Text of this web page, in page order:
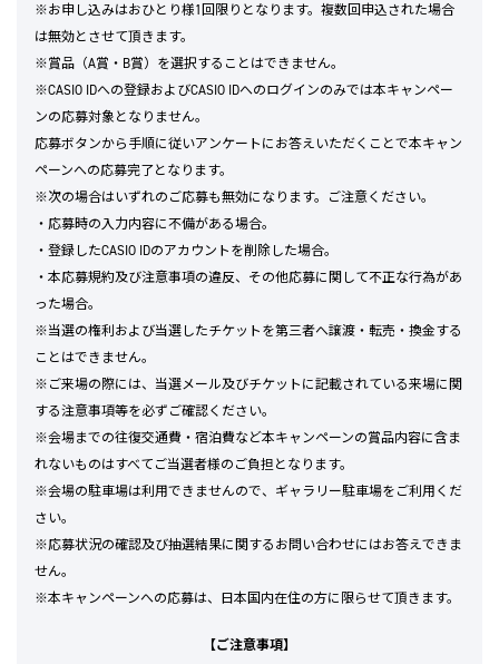
※お申し込みはおひとり様1回限りとなります。複数回申込された場合
は無効とさせて頂きます。
※賞品（A賞・B賞）を選択することはできません。
※CASIO IDへの登録およびCASIO IDへのログインのみでは本キャンペー
ンの応募対象となりません。
応募ボタンから手順に従いアンケートにお答えいただくことで本キャン
ペーンへの応募完了となります。
※次の場合はいずれのご応募も無効になります。ご注意ください。
・応募時の入力内容に不備がある場合。
・登録したCASIO IDのアカウントを削除した場合。
・本応募規約及び注意事項の違反、その他応募に関して不正な行為があ
った場合。
※当選の権利および当選したチケットを第三者へ譲渡・転売・換金する
ことはできません。
※ご来場の際には、当選メール及びチケットに記載されている来場に関
する注意事項等を必ずご確認ください。
※会場までの往復交通費・宿泊費など本キャンペーンの賞品内容に含ま
れないものはすべてご当選者様のご負担となります。
※会場の駐車場は利用できませんので、ギャラリー駐車場をご利用くだ
さい。
※応募状況の確認及び抽選結果に関するお問い合わせにはお答えできま
せん。
※本キャンペーンへの応募は、日本国内在住の方に限らせて頂きます。
【ご注意事項】